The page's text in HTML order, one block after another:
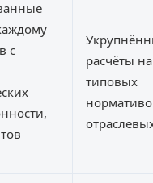
с
расчёты
типовых